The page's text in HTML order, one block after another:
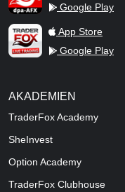
Google Play
TraderFox Live Trading
App Store
Google Play
AKADEMIEN
TraderFox Academy
SheInvest
Option Academy
TraderFox Clubhouse